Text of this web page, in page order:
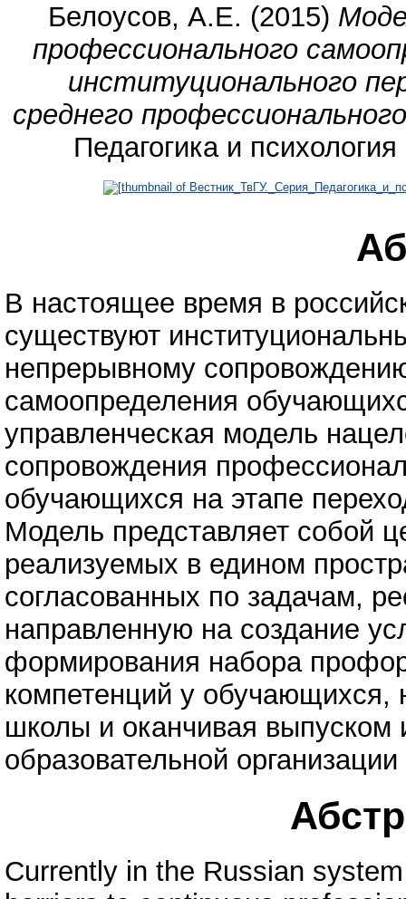
Белоусов, А.Е. (2015)
профессионального
институционального
среднего
Педагогика и
В настоящее время в
существуют
непрерывному
самоопределения
управленческая модель
сопровождения
обучающихся на этапе
Модель представляет собой
реализуемых в едином
согласованных по задачам,
направленную на создание
формирования набора
компетенций у обучающихся,
школы и оканчивая выпуском
образовательной организации
Currently in the Russian